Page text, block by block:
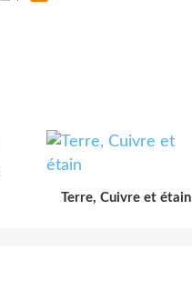
Terre, Cuivre et étain